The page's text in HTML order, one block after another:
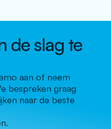
de slag te
aan of neem
bespreken graag
naar de beste